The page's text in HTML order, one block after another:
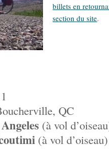
billets en
section du site.
QC
(à vol
(à vol